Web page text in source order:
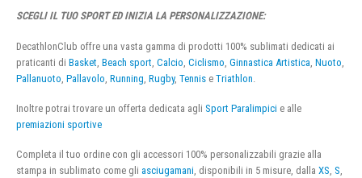
SCEGLI IL TUO SPORT ED INIZIA LA PERSONALIZZAZIONE:
DecathlonClub offre una vasta gamma di prodotti 100% sublimati dedicati ai
praticanti di Basket Beach sport Calcio Ciclismo Ginnastica Artistica Nuoto
Pallanuoto Pallavolo Running Rugby, Tennis e Triathlon
Inoltre potrai trovare un offerta dedicata agli Sport Paralimpici e alle
premiazioni sportive
Completa il tuo ordine con gli accessori 100% personalizzabili grazie alla
stampa in sublimato come gli asciugamani, disponibili in 5 misure, dalla XS, S,